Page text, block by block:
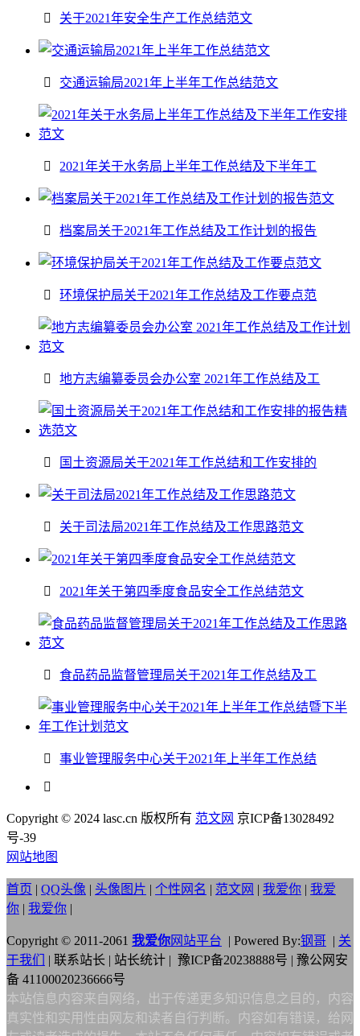
关于2021年安全生产工作总结范文
交通运输局2021年上半年工作总结范文
2021年关于水务局上半年工作总结及下半年工
档案局关于2021年工作总结及工作计划的报告
环境保护局关于2021年工作总结及工作要点范
地方志编纂委员会办公室 2021年工作总结及工
国土资源局关于2021年工作总结和工作安排的
关于司法局2021年工作总结及工作思路范文
2021年关于第四季度食品安全工作总结范文
食品药品监督管理局关于2021年工作总结及工
事业管理服务中心关于2021年上半年工作总结
Copyright © 2024 lasc.cn 版权所有 范文网 京ICP备13028492
号-39
网站地图
首页 | QQ头像 | 头像图片 | 个性网名 | 范文网 | 我爱你 | 我爱
你 | 我爱你 |
Copyright © 2011-2061 我爱你网站平台 | Powered By:钢哥 | 关
于我们
| 联系站长 | 站长统计 | 豫ICP备20238888号 | 豫公网安
备 41100020236666号
本站信息内容来自网络，出于传递更多知识信息之目的，内容
真实性和实用性由网友和读者自行判断。内容如有错误，给网